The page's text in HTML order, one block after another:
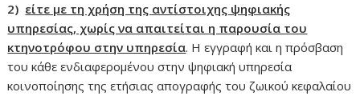
2) είτε με τη χρήση της αντίστοιχης ψηφιακής
υπηρεσίας, χωρίς να απαιτείται η παρουσία του
κτηνοτρόφου στην υπηρεσία. Η εγγραφή και η πρόσβαση
του κάθε ενδιαφερομένου στην ψηφιακή υπηρεσία
κοινοποίησης της ετήσιας απογραφής του ζωικού κεφαλαίου